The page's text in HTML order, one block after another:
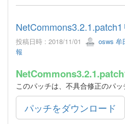
NetCommons3.2.1.patch1
投稿日時 : 2018/11/01 osws 牟
報
このパッチは、不具合修正のパッ
パッチをダウンロード